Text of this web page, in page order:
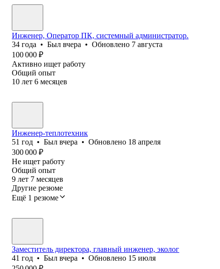
Инженер, Оператор ПК, системный администратор.
34 года • Был вчера • Обновлено 7 августа
100 000 ₽
Активно ищет работу
Общий опыт
10 лет 6 месяцев
Инженер-теплотехник
51 год • Был вчера • Обновлено 18 апреля
300 000 ₽
Не ищет работу
Общий опыт
9 лет 7 месяцев
Другие резюме
Ещё 1 резюме
Заместитель директора, главный инженер, эколог
41 год • Был вчера • Обновлено 15 июля